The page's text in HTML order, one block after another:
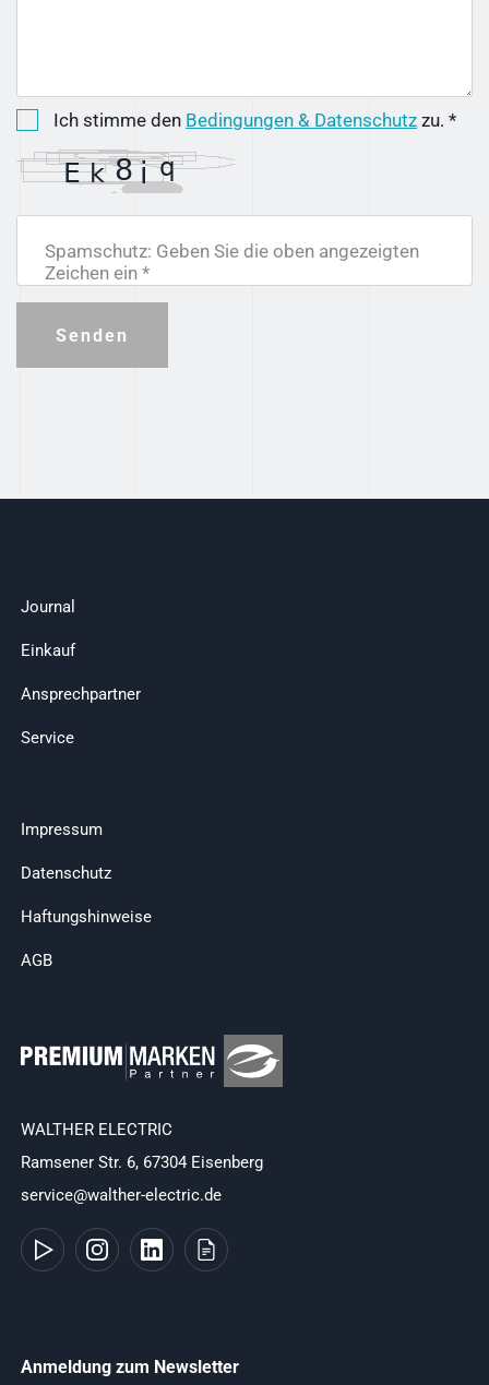
Ich stimme den Bedingungen & Datenschutz zu. *
Spamschutz: Geben Sie die oben angezeigten
Zeichen ein *
Senden
Journal
Einkauf
Ansprechpartner
Service
Impressum
Datenschutz
Haftungshinweise
AGB
WALTHER ELECTRIC
Ramsener Str. 6, 67304 Eisenberg
service@walther-electric.de
Anmeldung zum Newsletter